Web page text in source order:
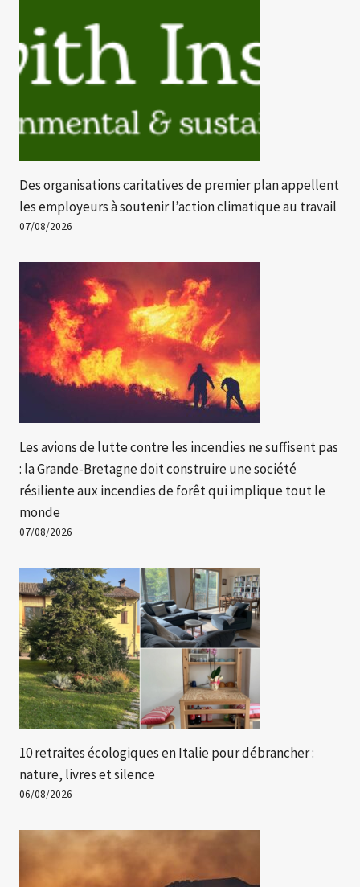
Des organisations caritatives de premier plan appellent
les employeurs à soutenir l’action climatique au travail
07/08/2026
Les avions de lutte contre les incendies ne suffisent pas
: la Grande-Bretagne doit construire une société
résiliente aux incendies de forêt qui implique tout le
monde
07/08/2026
10 retraites écologiques en Italie pour débrancher :
nature, livres et silence
06/08/2026